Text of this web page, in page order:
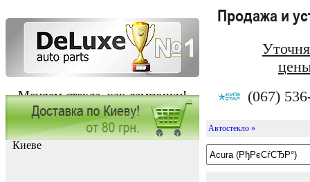
Меняем стекла, как лампочки!
Продажа и
(067)
Заказать установку автостекла в
Киеве
Автостекло »